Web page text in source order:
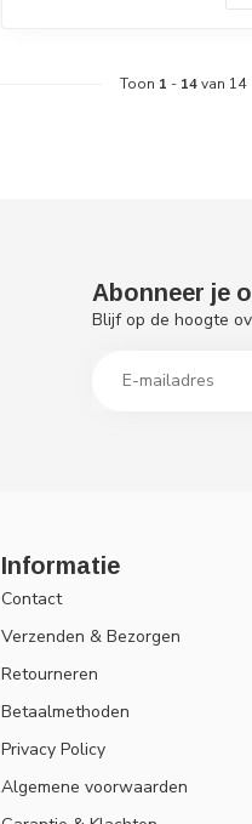
Toon 1 - 14van 14
Abonneer je
Blijf op de hoogte
Informatie
Contact
Verzenden & Bezorgen
Retourneren
Betaalmethoden
Privacy Policy
Algemene voorwaarden